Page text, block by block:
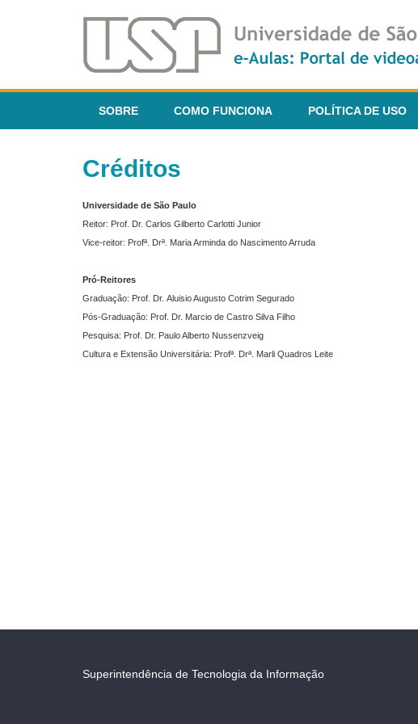
SOBRE COMO FUNCIONA POLÍTICA DE USO
Créditos
Universidade de São Paulo
Reitor: Prof. Dr. Carlos Gilberto Carlotti Junior
Vice-reitor: Profª. Drª. Maria Arminda do Nascimento Arruda
Pró-Reitores
Graduação: Prof. Dr. Aluisio Augusto Cotrim Segurado
Pós-Graduação: Prof. Dr. Marcio de Castro Silva Filho
Pesquisa: Prof. Dr. Paulo Alberto Nussenzveig
Cultura e Extensão Universitária: Profª. Drª. Marli Quadros Leite
Superintendência de Tecnologia da Informação